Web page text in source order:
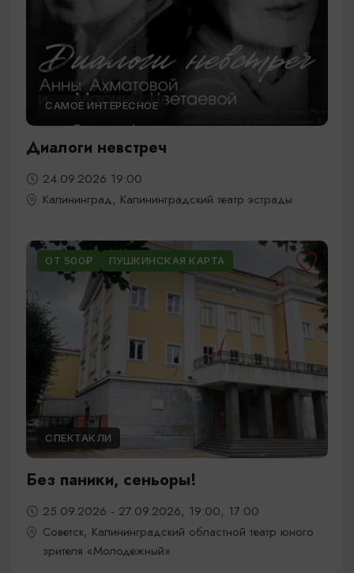
САМОЕ ИНТЕРЕСНОЕ
Диалоги невстреч
24.09.2026 19:00
Калининград, Калининградский театр эстрады
ОТ 500₽ ПУШКИНСКАЯ КАРТА
СПЕКТАКЛИ
Без паники, сеньоры!
25.09.2026 - 27.09.2026, 19:00, 17:00
Советск, Калининградский областной театр юного
зрителя «Молодежный»